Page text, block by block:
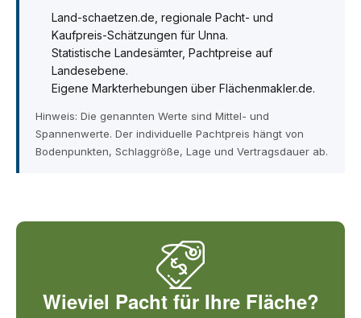
Land-schaetzen.de, regionale Pacht- und
Kaufpreis-Schätzungen für Unna.
Statistische Landesämter, Pachtpreise auf
Landesebene.
Eigene Markterhebungen über Flächenmakler.de.
Hinweis: Die genannten Werte sind Mittel- und
Spannenwerte. Der individuelle Pachtpreis hängt von
Bodenpunkten, Schlaggröße, Lage und Vertragsdauer ab.
Wieviel Pacht für Ihre Fläche?